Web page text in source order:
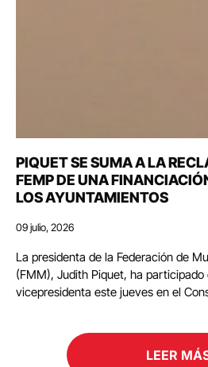
PIQUET SE SUMA A LA
FEMP DE UNA
LOS AYUNTAMIENTOS
09 julio, 2026
La presidenta de la Federación de
(FMM), Judith Piquet, ha participado
vicepresidenta este jueves en el
LEER